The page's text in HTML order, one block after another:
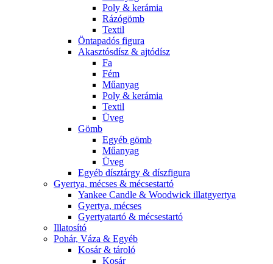
Poly & kerámia
Rázógömb
Textil
Öntapadós figura
Akasztósdísz & ajtódísz
Fa
Fém
Műanyag
Poly & kerámia
Textil
Üveg
Gömb
Egyéb gömb
Műanyag
Üveg
Egyéb dísztárgy & díszfigura
Gyertya, mécses & mécsestartó
Yankee Candle & Woodwick illatgyertya
Gyertya, mécses
Gyertyatartó & mécsestartó
Illatosító
Pohár, Váza & Egyéb
Kosár & tároló
Kosár